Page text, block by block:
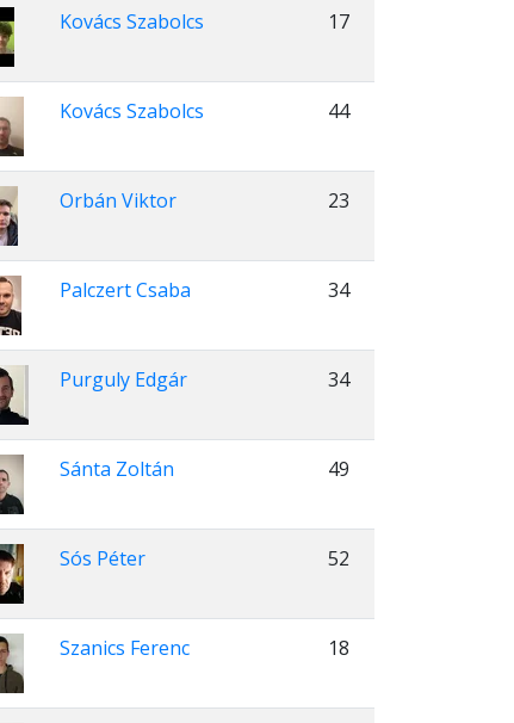
Kovács Szabolcs 17
Kovács Szabolcs 44
Orbán Viktor 23
Palczert Csaba 34
Purguly Edgár 34
Sánta Zoltán 49
Sós Péter 52
Szanics Ferenc 18